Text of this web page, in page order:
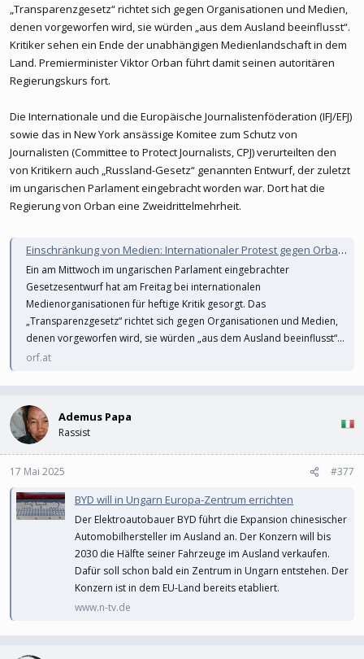
„Transparenzgesetz“ richtet sich gegen Organisationen und Medien,
denen vorgeworfen wird, sie würden „aus dem Ausland beeinflusst“.
Kritiker sehen ein Ende der unabhängigen Medienlandschaft in dem
Land. Premierminister Viktor Orban führt damit seinen autoritären
Regierungskurs fort.
Die Internationale und die Europäische Journalistenföderation (IFJ/EFJ)
sowie das in New York ansässige Komitee zum Schutz von
Journalisten (Committee to Protect Journalists, CPJ) verurteilten den
von Kritikern auch „Russland-Gesetz“ genannten Entwurf, der zuletzt
im ungarischen Parlament eingebracht worden war. Dort hat die
Regierung von Orban eine Zweidrittelmehrheit.
Einschränkung von Medien: Internationaler Protest gegen Orban-Vorstoß
Ein am Mittwoch im ungarischen Parlament eingebrachter
Gesetzesentwurf hat am Freitag bei internationalen
Medienorganisationen für heftige Kritik gesorgt. Das
„Transparenzgesetz“ richtet sich gegen Organisationen und Medien,
denen vorgeworfen wird, sie würden „aus dem Ausland beeinflusst“...
orf.at
Ademus Papa
Rassist
17 Mai 2025 #377
BYD will in Ungarn Europa-Zentrum errichten
Der Elektroautobauer BYD führt die Expansion chinesischer
Automobilhersteller im Ausland an. Der Konzern will bis
2030 die Hälfte seiner Fahrzeuge im Ausland verkaufen.
Dafür soll schon bald ein Zentrum in Ungarn entstehen. Der
Konzern ist in dem EU-Land bereits etabliert.
www.n-tv.de